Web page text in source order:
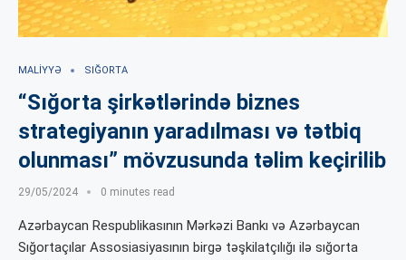
MALIYYƏ SIĞORTA
“Sığorta şirkətlərində biznes
strategiyanın yaradılması və tətbiq
olunması” mövzusunda təlim keçirilib
29/05/2024 0 minutes read
Azərbaycan Respublikasının Mərkəzi Bankı və Azərbaycan
Sığortaçılar Assosiasiyasının birgə təşkilatçılığı ilə sığorta